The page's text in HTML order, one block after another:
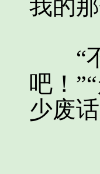
我的
“不
吧！
少废